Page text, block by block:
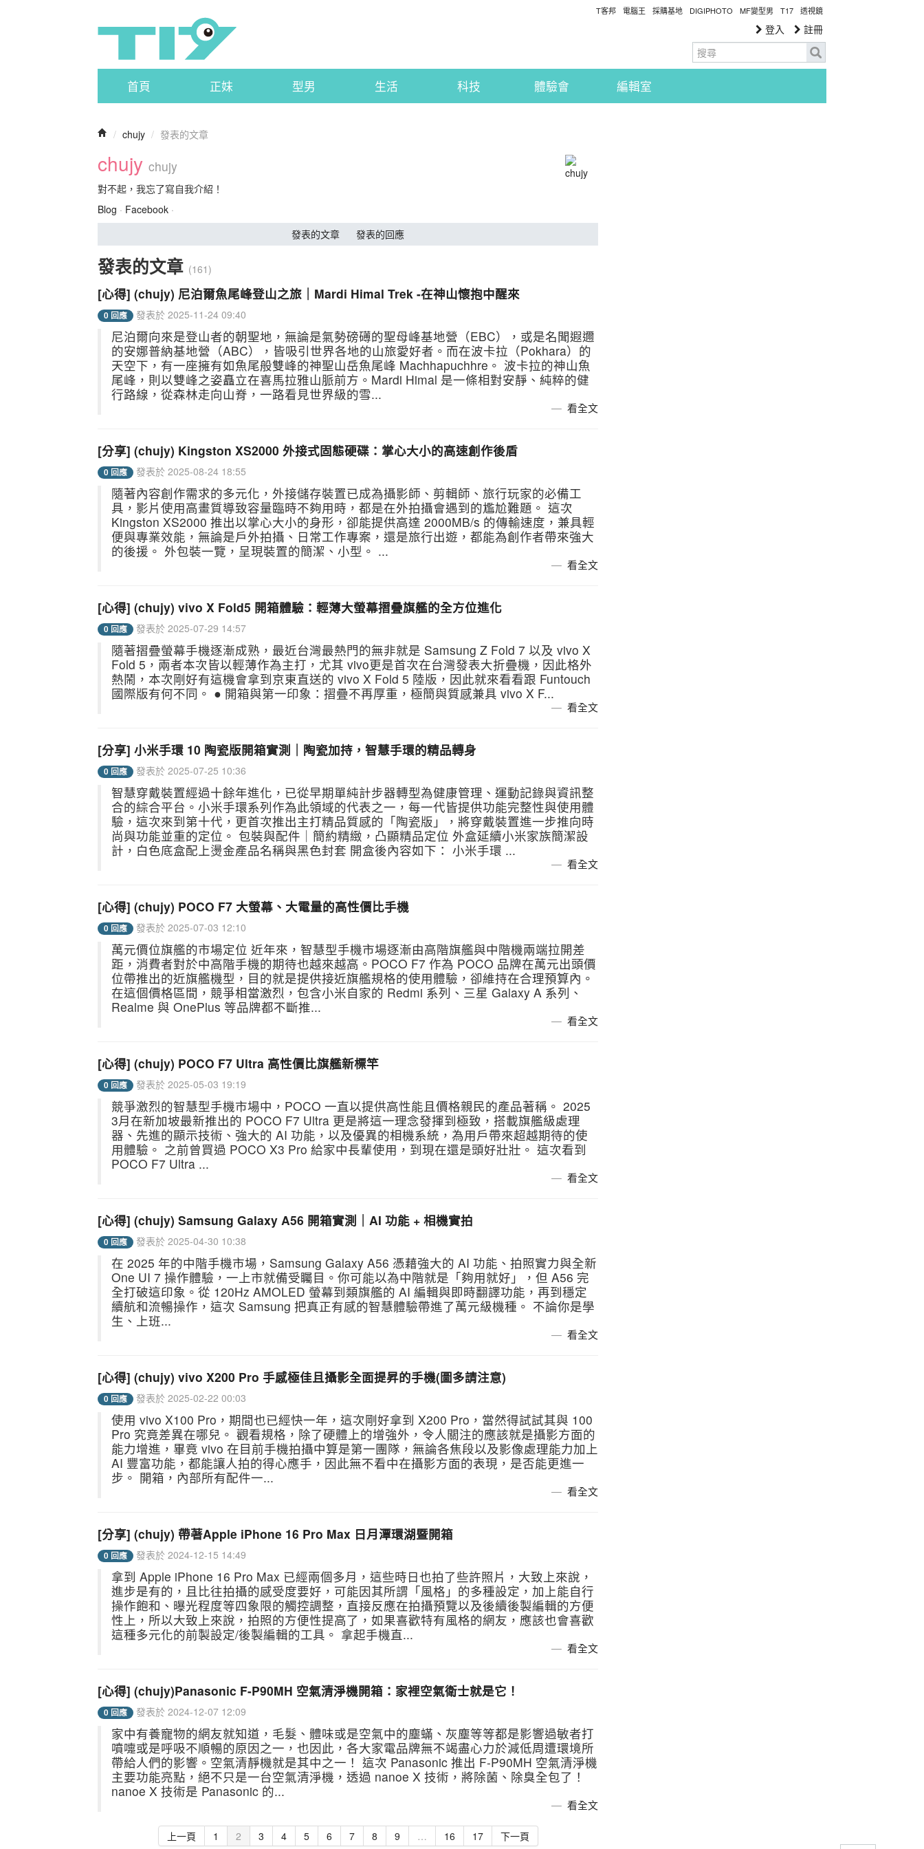
T客邦 電腦王 採購基地 DIGIPHOTO MF變型男 T17 透視鏡
登入 註冊
首頁 正妹 型男 生活 科技 體驗會 編輯室
/ chujy / 發表的文章
chujy chujy
對不起，我忘了寫自我介紹！
Blog · Facebook ·
發表的文章
發表的回應
發表的文章 (161)
[心得] (chujy) 尼泊爾魚尾峰登山之旅｜Mardi Himal Trek -在神山懷抱中醒來
0 回應 發表於 2025-11-24 09:40
尼泊爾向來是登山者的朝聖地，無論是氣勢磅礡的聖母峰基地營（EBC），或是名聞遐邇
的安娜普納基地營（ABC），皆吸引世界各地的山旅愛好者。而在波卡拉（Pokhara）的
天空下，有一座擁有如魚尾般雙峰的神聖山岳魚尾峰 Machhapuchhre。 波卡拉的神山魚
尾峰，則以雙峰之姿矗立在喜馬拉雅山脈前方。Mardi Himal 是一條相對安靜、純粹的健
行路線，從森林走向山脊，一路看見世界級的雪...
看全文
[分享] (chujy) Kingston XS2000 外接式固態硬碟：掌心大小的高速創作後盾
0 回應 發表於 2025-08-24 18:55
隨著內容創作需求的多元化，外接儲存裝置已成為攝影師、剪輯師、旅行玩家的必備工
具，影片使用高畫質導致容量臨時不夠用時，都是在外拍攝會遇到的尷尬難題。 這次
Kingston XS2000 推出以掌心大小的身形，卻能提供高達 2000MB/s 的傳輸速度，兼具輕
便與專業效能，無論是戶外拍攝、日常工作專案，還是旅行出遊，都能為創作者帶來強大
的後援。 外包裝一覽，呈現裝置的簡潔、小型。 ...
看全文
[心得] (chujy) vivo X Fold5 開箱體驗：輕薄大螢幕摺疊旗艦的全方位進化
0 回應 發表於 2025-07-29 14:57
隨著摺疊螢幕手機逐漸成熟，最近台灣最熱門的無非就是 Samsung Z Fold 7 以及 vivo X
Fold 5，兩者本次皆以輕薄作為主打，尤其 vivo更是首次在台灣發表大折疊機，因此格外
熱鬧，本次剛好有這機會拿到京東直送的 vivo X Fold 5 陸版，因此就來看看跟 Funtouch
國際版有何不同。 ● 開箱與第一印象：摺疊不再厚重，極簡與質感兼具 vivo X F...
看全文
[分享] 小米手環 10 陶瓷版開箱實測｜陶瓷加持，智慧手環的精品轉身
0 回應 發表於 2025-07-25 10:36
智慧穿戴裝置經過十餘年進化，已從早期單純計步器轉型為健康管理、運動記錄與資訊整
合的綜合平台。小米手環系列作為此領域的代表之一，每一代皆提供功能完整性與使用體
驗，這次來到第十代，更首次推出主打精品質感的「陶瓷版」，將穿戴裝置進一步推向時
尚與功能並重的定位。 包裝與配件｜簡約精緻，凸顯精品定位 外盒延續小米家族簡潔設
計，白色底盒配上燙金產品名稱與黑色封套 開盒後內容如下： 小米手環 ...
看全文
[心得] (chujy) POCO F7 大螢幕、大電量的高性價比手機
0 回應 發表於 2025-07-03 12:10
萬元價位旗艦的市場定位 近年來，智慧型手機市場逐漸由高階旗艦與中階機兩端拉開差
距，消費者對於中高階手機的期待也越來越高。POCO F7 作為 POCO 品牌在萬元出頭價
位帶推出的近旗艦機型，目的就是提供接近旗艦規格的使用體驗，卻維持在合理預算內。
在這個價格區間，競爭相當激烈，包含小米自家的 Redmi 系列、三星 Galaxy A 系列、
Realme 與 OnePlus 等品牌都不斷推...
看全文
[心得] (chujy) POCO F7 Ultra 高性價比旗艦新標竿
0 回應 發表於 2025-05-03 19:19
競爭激烈的智慧型手機市場中，POCO 一直以提供高性能且價格親民的產品著稱。 2025
3月在新加坡最新推出的 POCO F7 Ultra 更是將這一理念發揮到極致，搭載旗艦級處理
器、先進的顯示技術、強大的 AI 功能，以及優異的相機系統，為用戶帶來超越期待的使
用體驗。 之前曾買過 POCO X3 Pro 給家中長輩使用，到現在還是頭好壯壯。 這次看到
POCO F7 Ultra ...
看全文
[心得] (chujy) Samsung Galaxy A56 開箱實測｜AI 功能 + 相機實拍
0 回應 發表於 2025-04-30 10:38
在 2025 年的中階手機市場，Samsung Galaxy A56 憑藉強大的 AI 功能、拍照實力與全新
One UI 7 操作體驗，一上市就備受矚目。你可能以為中階就是「夠用就好」，但 A56 完
全打破這印象。從 120Hz AMOLED 螢幕到類旗艦的 AI 編輯與即時翻譯功能，再到穩定
續航和流暢操作，這次 Samsung 把真正有感的智慧體驗帶進了萬元級機種。 不論你是學
生、上班...
看全文
[心得] (chujy) vivo X200 Pro 手感極佳且攝影全面提昇的手機(圖多請注意)
0 回應 發表於 2025-02-22 00:03
使用 vivo X100 Pro，期間也已經快一年，這次剛好拿到 X200 Pro，當然得試試其與 100
Pro 究竟差異在哪兒。 觀看規格，除了硬體上的增強外，令人關注的應該就是攝影方面的
能力增進，畢竟 vivo 在目前手機拍攝中算是第一團隊，無論各焦段以及影像處理能力加上
AI 豐富功能，都能讓人拍的得心應手，因此無不看中在攝影方面的表現，是否能更進一
步。 開箱，內部所有配件一...
看全文
[分享] (chujy) 帶著Apple iPhone 16 Pro Max 日月潭環湖暨開箱
0 回應 發表於 2024-12-15 14:49
拿到 Apple iPhone 16 Pro Max 已經兩個多月，這些時日也拍了些許照片，大致上來說，
進步是有的，且比往拍攝的感受度要好，可能因其所謂「風格」的多種設定，加上能自行
操作飽和、曝光程度等四象限的觸控調整，直接反應在拍攝預覽以及後續後製編輯的方便
性上，所以大致上來說，拍照的方便性提高了，如果喜歡特有風格的網友，應該也會喜歡
這種多元化的前製設定/後製編輯的工具。 拿起手機直...
看全文
[心得] (chujy)Panasonic F-P90MH 空氣清淨機開箱：家裡空氣衛士就是它！
0 回應 發表於 2024-12-07 12:09
家中有養寵物的網友就知道，毛髮、體味或是空氣中的塵蟎、灰塵等等都是影響過敏者打
噴嚏或是呼吸不順暢的原因之一，也因此，各大家電品牌無不竭盡心力於減低周遭環境所
帶給人們的影響。空氣清靜機就是其中之一！ 這次 Panasonic 推出 F-P90MH 空氣清淨機
主要功能亮點，絕不只是一台空氣清淨機，透過 nanoe X 技術，將除菌、除臭全包了！
nanoe X 技術是 Panasonic 的...
看全文
上一頁 1 2 3 4 5 6 7 8 9 … 16 17 下一頁